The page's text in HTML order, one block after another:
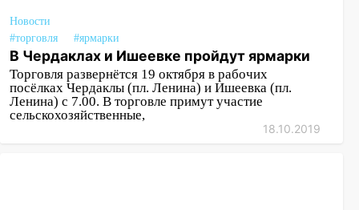
Новости
#торговля
#ярмарки
В Чердаклах и Ишеевке пройдут ярмарки
Торговля развернётся 19 октября в рабочих
посёлках Чердаклы (пл. Ленина) и Ишеевка (пл.
Ленина) с 7.00. В торговле примут участие
сельскохозяйственные,
18.10.2019